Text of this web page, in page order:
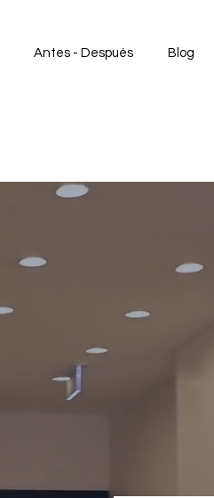
Antes - Después Blog